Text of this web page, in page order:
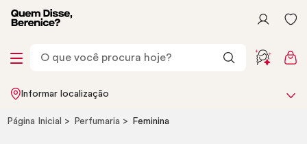
Informar localização
Página Inicial Perfumaria Feminina